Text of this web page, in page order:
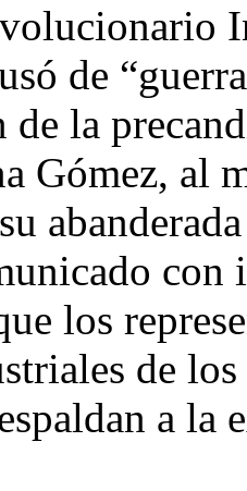
de
la
Gómez, al
con
los
de
a la